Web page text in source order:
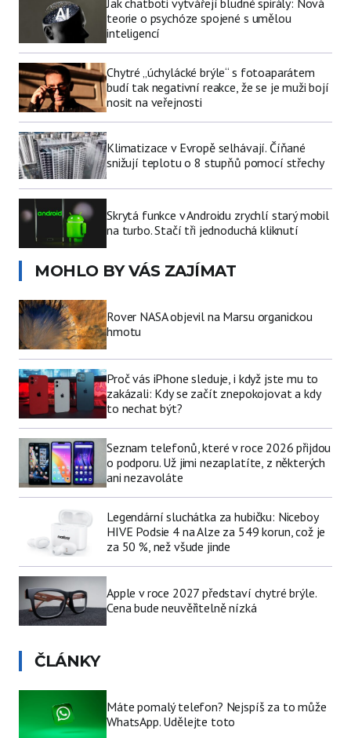
teorie o psychóze spojené s umělou
inteligencí
Chytré „úchylácké brýle“ s fotoaparátem
budí tak negativní reakce, že se je muži bojí
nosit na veřejnosti
Klimatizace v Evropě selhávají. Číňané
snižují teplotu o 8 stupňů pomocí střechy
Skrytá funkce v Androidu zrychlí starý mobil
na turbo. Stačí tři jednoduchá kliknutí
MOHLO BY VÁS ZAJÍMAT
Rover NASA objevil na Marsu organickou
hmotu
Proč vás iPhone sleduje, i když jste mu to
zakázali: Kdy se začít znepokojovat a kdy
to nechat být?
Seznam telefonů, které v roce 2026 přijdou
o podporu. Už jimi nezaplatíte, z některých
ani nezavoláte
Legendární sluchátka za hubičku: Niceboy
HIVE Podsie 4 na Alze za 549 korun, což je
za 50 %, než všude jinde
Apple v roce 2027 představí chytré brýle.
Cena bude neuvěřitelně nízká
ČLÁNKY
Máte pomalý telefon? Nejspíš za to může
WhatsApp. Udělejte toto